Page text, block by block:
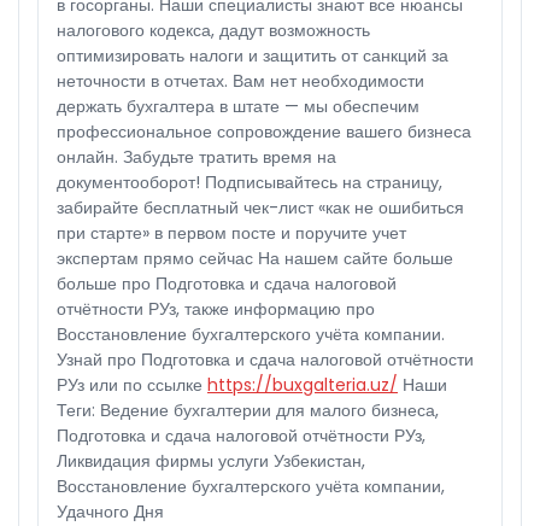
в госорганы. Наши специалисты знают все нюансы
налогового кодекса, дадут возможность
оптимизировать налоги и защитить от санкций за
неточности в отчетах. Вам нет необходимости
держать бухгалтера в штате — мы обеспечим
профессиональное сопровождение вашего бизнеса
онлайн. Забудьте тратить время на
документооборот! Подписывайтесь на страницу,
забирайте бесплатный чек-лист «как не ошибиться
при старте» в первом посте и поручите учет
экспертам прямо сейчас На нашем сайте больше
больше про Подготовка и сдача налоговой
отчётности РУз, также информацию про
Восстановление бухгалтерского учёта компании.
Узнай про Подготовка и сдача налоговой отчётности
РУз или по ссылке https://buxgalteria.uz/ Наши
Теги: Ведение бухгалтерии для малого бизнеса,
Подготовка и сдача налоговой отчётности РУз,
Ликвидация фирмы услуги Узбекистан,
Восстановление бухгалтерского учёта компании,
Удачного Дня